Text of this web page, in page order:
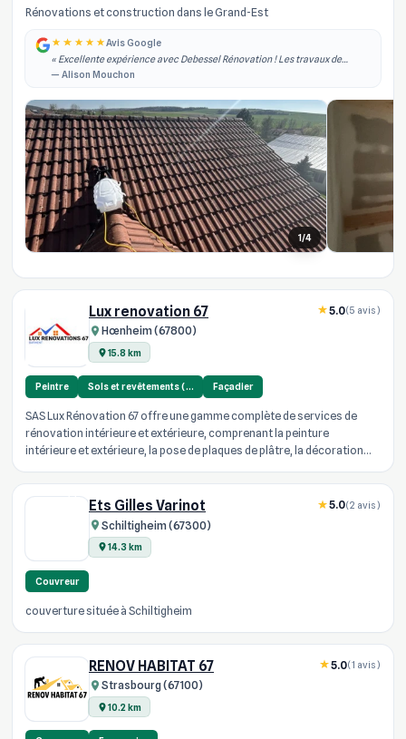
Rénovations et construction dans le Grand-Est
Avis Google
« Excellente expérience avec Debessel Rénovation ! Les travaux de
rénovation intérieure ont été réalisés rapidement, dans les délais
— Alison Mouchon
1/4
Lux renovation 67
Hœnheim (67800)
15.8 km
5.0(5 avis)
Peintre Sols et revêtements (… Façadier
SAS Lux Rénovation 67 offre une gamme complète de services de
rénovation intérieure et extérieure, comprenant la peinture
intérieure et extérieure, la pose de plaques de plâtre, la décoration
Ets Gilles Varinot
Schiltigheim (67300)
14.3 km
5.0(2 avis)
Couvreur
couverture située à Schiltigheim
RENOV HABITAT 67
Strasbourg (67100)
10.2 km
5.0(1 avis)